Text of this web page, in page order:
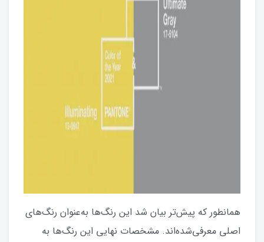
همانطور که پیش‌تر بیان شد این رنگ‌ها به‌عنوان رنگ‌های
اصلی معرفی‌شده‌اند. مشخصات نهایی این رنگ‌ها به